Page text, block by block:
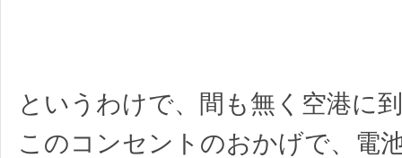
というわけで、間も無く空港に
このコンセントのおかげで、電